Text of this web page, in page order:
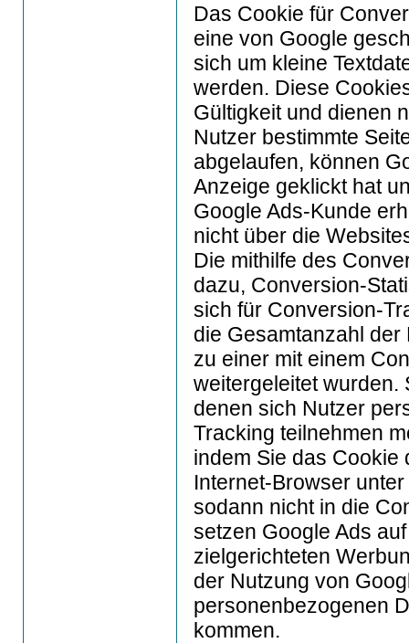
Das Cookie für
eine von Google
sich um kleine
werden. Diese
Gültigkeit und dienen
Nutzer bestimmte
abgelaufen, können
Anzeige geklickt hat
Google Ads-Kunde
nicht über die
Die mithilfe des
dazu, Conversion-
sich für Conversion-
die Gesamtanzahl
zu einer mit einem
weitergeleitet wurden.
denen sich Nutzer
Tracking teilnehmen
indem Sie das
Internet-Browser
sodann nicht in die
setzen Google Ads
zielgerichteten
der Nutzung von
personenbezogenen
kommen.